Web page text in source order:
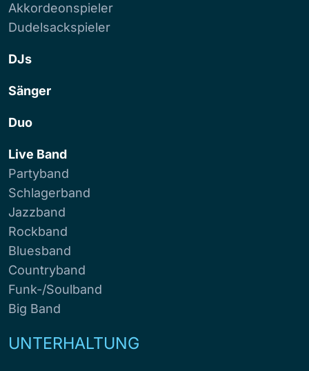
Akkordeonspieler
Dudelsackspieler
DJs
Sänger
Duo
Live Band
Partyband
Schlagerband
Jazzband
Rockband
Bluesband
Countryband
Funk-/Soulband
Big Band
UNTERHALTUNG